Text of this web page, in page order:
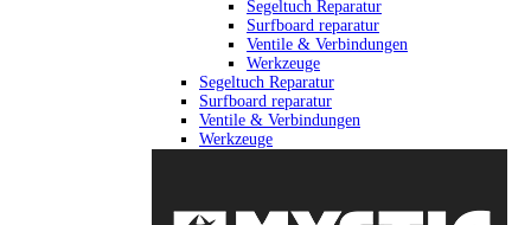
Segeltuch Reparatur
Surfboard reparatur
Ventile & Verbindungen
Werkzeuge
Segeltuch Reparatur
Surfboard reparatur
Ventile & Verbindungen
Werkzeuge